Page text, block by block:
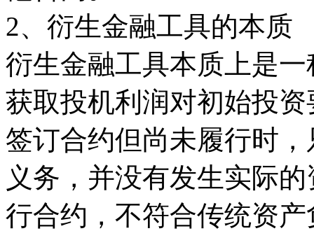
2、衍生金融工具的本质
衍生金融工具本质上是
获取投机利润对初始投
签订合约但尚未履行时
义务，并没有发生实际
行合约，不符合传统资